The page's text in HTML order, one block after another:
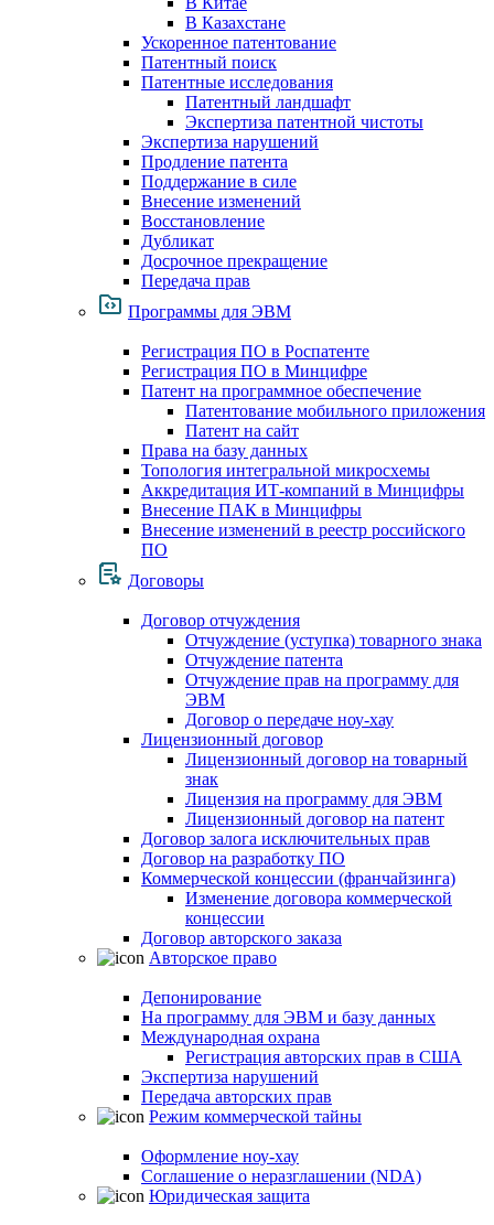
В Казахстане
Ускоренное патентование
Патентный поиск
Патентные исследования
Патентный ландшафт
Экспертиза патентной чистоты
Экспертиза нарушений
Продление патента
Поддержание в силе
Внесение изменений
Восстановление
Дубликат
Досрочное прекращение
Передача прав
Программы для ЭВМ
Регистрация ПО в Роспатенте
Регистрация ПО в Минцифре
Патент на программное обеспечение
Патентование мобильного приложения
Патент на сайт
Права на базу данных
Топология интегральной микросхемы
Аккредитация ИТ-компаний в Минцифры
Внесение ПАК в Минцифры
Внесение изменений в реестр российского
ПО
Договоры
Договор отчуждения
Отчуждение (уступка) товарного знака
Отчуждение патента
Отчуждение прав на программу для
ЭВМ
Договор о передаче ноу-хау
Лицензионный договор
Лицензионный договор на товарный
знак
Лицензия на программу для ЭВМ
Лицензионный договор на патент
Договор залога исключительных прав
Договор на разработку ПО
Коммерческой концессии (франчайзинга)
Изменение договора коммерческой
концессии
Договор авторского заказа
Авторское право
Депонирование
На программу для ЭВМ и базу данных
Международная охрана
Регистрация авторских прав в США
Экспертиза нарушений
Передача авторских прав
Режим коммерческой тайны
Оформление ноу-хау
Соглашение о неразглашении (NDA)
Юридическая защита